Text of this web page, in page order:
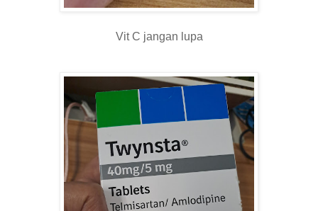
Vit C jangan lupa